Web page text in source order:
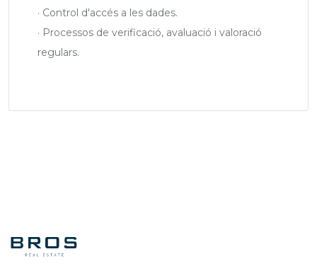
· Control d'accés a les dades.
· Processos de verificació, avaluació i valoració
regulars.